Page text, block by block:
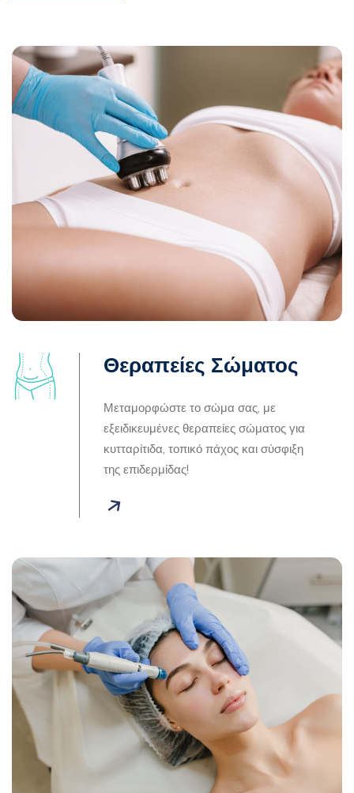
Θεραπείες Σώματος
Μεταμορφώστε το σώμα σας, με
εξειδικευμένες θεραπείες σώματος για
κυτταρίτιδα, τοπικό πάχος και σύσφιξη
της επιδερμίδας!